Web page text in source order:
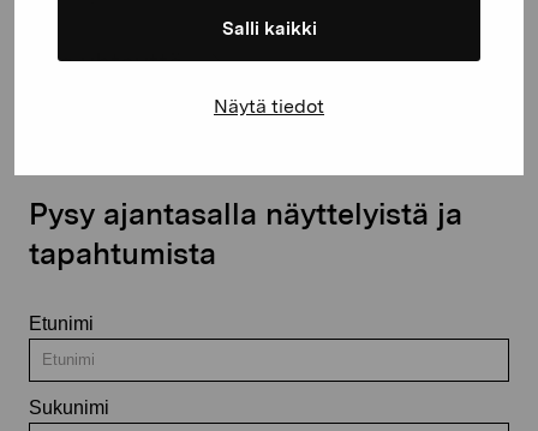
Salli kaikki
Näytä tiedot
Ota yhteyttä
Pysy ajantasalla näyttelyistä ja
tapahtumista
Etunimi
Sukunimi